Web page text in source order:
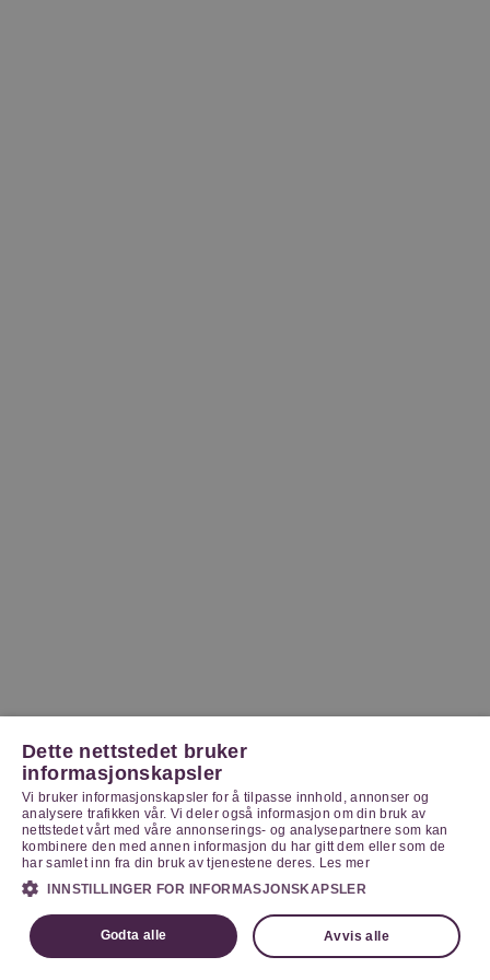
Dette nettstedet bruker
informasjonskapsler
Vi bruker informasjonskapsler for å tilpasse innhold, annonser og
analysere trafikken vår. Vi deler også informasjon om din bruk av
nettstedet vårt med våre annonserings- og analysepartnere som kan
kombinere den med annen informasjon du har gitt dem eller som de
har samlet inn fra din bruk av tjenestene deres. Les mer
INNSTILLINGER FOR INFORMASJONSKAPSLER
Godta alle Avvis alle